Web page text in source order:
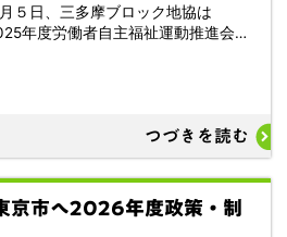
５日、三多摩ブロック地協は
年度労働者自主福祉運動推進会…
つづきを読む
京市へ2026年度政策・制